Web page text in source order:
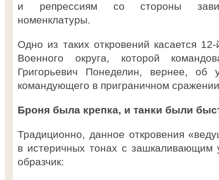
и репрессиям со стороны
номенклатуры.
Одно из таких откровений касается
Военного округа, которой
Григорьевич Понеделин, вернее,
командующего в приграничном
Броня была крепка, и танки были
Традиционно, данное откровения
в истеричных тонах с зашкаливающим
образчик: